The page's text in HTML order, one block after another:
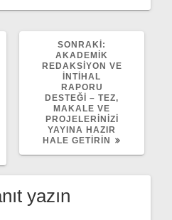
SONRAKI:
YAZI:
AKADEMIK
REDAKSIYON VE
İNTIHAL
RAPORU
DESTEĞI – TEZ,
MAKALE VE
PROJELERINIZI
YAYINA HAZIR
HALE GETIRIN
yazın